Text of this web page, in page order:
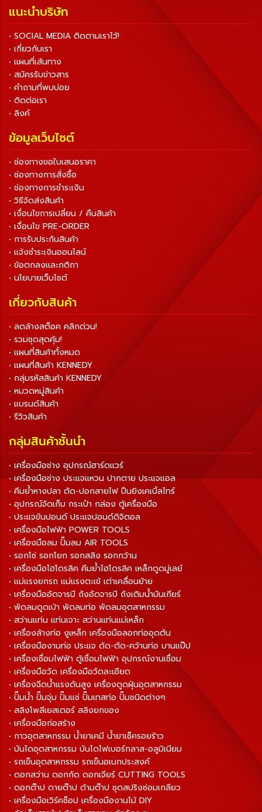
แนะนำบริษัท
• SOCIAL MEDIA ติดตามเราไว้!
• เกี่ยวกับเรา
• แผนที่เส้นทาง
• สมัครรับข่าวสาร
• คำถามที่พบบ่อย
• ติดต่อเรา
• ลิงค์
ข้อมูลเว็บไซต์
• ช่องทางขอใบเสนอราคา
• ช่องทางการสั่งซื้อ
• ช่องทางการชำระเงิน
• วิธีจัดส่งสินค้า
• เงื่อนไขการเปลี่ยน / คืนสินค้า
• เงื่อนไข PRE-ORDER
• การรับประกันสินค้า
• แจ้งชำระเงินออนไลน์
• ข้อตกลงและกติกา
• นโยบายเว็บไซต์
เกี่ยวกับสินค้า
• ลดล้างสต็อค คลิกด่วน!
• รวมชุดสุดคุ้ม!
• แผนที่สินค้าทั้งหมด
• แผนที่สินค้า KENNEDY
• กลุ่มรหัสสินค้า KENNEDY
• หมวดหมู่สินค้า
• แบรนด์สินค้า
• รีวิวสินค้า
กลุ่มสินค้าชั้นนำ
• เครื่องมือช่าง อุปกรณ์ฮาร์ดแวร์
• เครื่องมือช่าง ประแจแหวน ปากตาย ประแจแอล
• คีมย้ำหางปลา ตัด-ปอกสายไฟ ปืนยิงเคเบิ้ลไทร์
• อุปกรณ์จัดเก็บ กระเป๋า กล่อง ตู้เครื่องมือ
• ประแจขันปอนด์ ประแจปอนด์ดิจิตอล
• เครื่องมือไฟฟ้า POWER TOOLS
• เครื่องมือลม ปั๊มลม AIR TOOLS
• รอกโซ่ รอกโยก รอกสลิง รอกกว้าน
• เครื่องมือไฮโดรลิค คีมย้ำไฮโดรลิค เหล็กดูดมู่เลย์
• แม่แรงยกรถ แม่แรงตะเข้ เต่าเคลื่อนย้าย
• เครื่องมืออัดจารบี ถังอัดจารบี ถังเติมน้ำมันเกียร์
• พัดลมดูดเป่า พัดลมท่อ พัดลมอุตสาหกรรม
• สว่านแท่น แท่นเจาะ สว่านแท่นแม่เหล็ก
• เครื่องล้างท่อ งูเหล็ก เครื่องมือลอกท่ออุดตัน
• เครื่องมืองานท่อ ประแจ ดัด-ตัด-คว้านท่อ บานแป๊ป
• เครื่องเชื่อมไฟฟ้า ตู้เชื่อมไฟฟ้า อุปกรณ์งานเชื่อม
• เครื่องมือวัด เครื่องมือวัดละเอียด
• เครื่องฉีดน้ำแรงดันสูง เครื่องดูดฝุ่นอุตสาหกรรม
• ปั๊มน้ำ ปั๊มจุ่ม ปั๊มแช่ ปั๊มเทสท่อ ปั๊มชนิดต่างๆ
• สลิงโพลีเยสเตอร์ สลิงยกของ
• เครื่องมือก่อสร้าง
• กาวอุตสาหกรรม น้ำยาเคมี น้ำยาเช็ครอยร้าว
• บันไดอุตสาหกรรม บันไดไฟเบอร์กลาส-อลูมิเนียม
• รถเข็นอุตสาหกรรม รถเข็นอเนกประสงค์
• ดอกสว่าน ดอกกัด ดอกเจียร์ CUTTING TOOLS
• ดอกต๊าป ดายต๊าป ด้ามต๊าป ชุดสปริงซ่อมเกลียว
• เครื่องมือเวิร์คช็อป เครื่องมืองานไม้ DIY